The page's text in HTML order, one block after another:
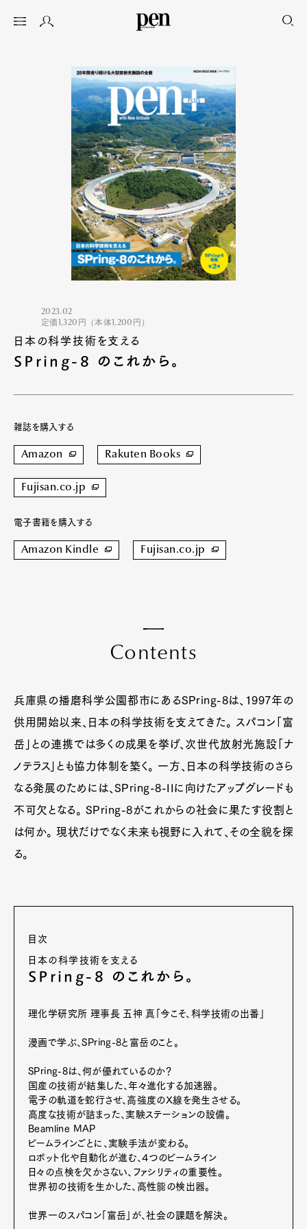
2023.02
定価1,320円（本体1,200円）
日本の科学技術を支える
SPring-8 のこれから。
雑誌を購入する
Amazon Rakuten Books
Fujisan.co.jp
電子書籍を購入する
Amazon Kindle Fujisan.co.jp
Contents
兵庫県の播磨科学公園都市にあるSPring-8は、1997年の
供用開始以来、日本の科学技術を支えてきた。 スパコン「富
岳」との連携では多くの成果を挙げ、次世代放射光施設「ナ
ノテラス」とも協力体制を築く。 一方、日本の科学技術のさら
なる発展のためには、SPring-8-IIに向けたアップグレードも
不可欠となる。 SPring-8がこれからの社会に果たす役割と
は何か。 現状だけでなく未来も視野に入れて、その全貌を探
る。
目次
日本の科学技術を支える
SPring-8 のこれから。
理化学研究所 理事長 五神 真「今こそ、科学技術の出番」
漫画で学ぶ、SPring-8と富岳のこと。
SPring-8は、何が優れているのか？
国産の技術が結集した、年々進化する加速器。
電子の軌道を蛇行させ、高強度のX線を発生させる。
高度な技術が詰まった、実験ステーションの設備。
Beamline MAP
ビームラインごとに、実験手法が変わる。
ロボット化や自動化が進む、４つのビームライン
日々の点検を欠かさない、ファシリティの重要性。
世界初の技術を生かした、高性能の検出器。
世界一のスパコン「富岳」が、社会の課題を解決。